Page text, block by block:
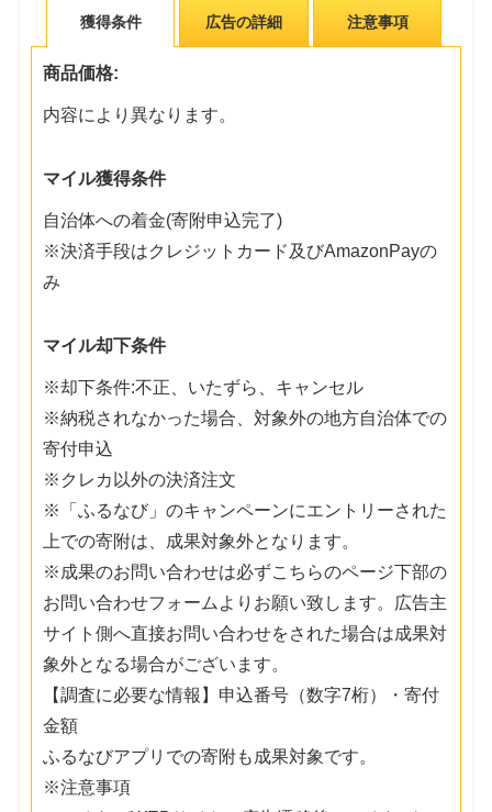
獲得条件 広告の詳細 注意事項
商品価格:
内容により異なります。
マイル獲得条件
自治体への着金(寄附申込完了)
※決済手段はクレジットカード及びAmazonPayの
み
マイル却下条件
※却下条件:不正、いたずら、キャンセル
※納税されなかった場合、対象外の地方自治体での
寄付申込
※クレカ以外の決済注文
※「ふるなび」のキャンペーンにエントリーされた
上での寄附は、成果対象外となります。
※成果のお問い合わせは必ずこちらのページ下部の
お問い合わせフォームよりお願い致します。広告主
サイト側へ直接お問い合わせをされた場合は成果対
象外となる場合がございます。
【調査に必要な情報】申込番号（数字7桁）・寄付
金額
ふるなびアプリでの寄附も成果対象です。
※注意事項